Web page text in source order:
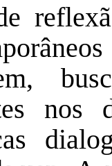
nos